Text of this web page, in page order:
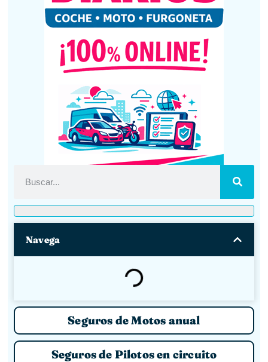
Navega
Seguros de Motos anual
Seguros de Pilotos en circuito